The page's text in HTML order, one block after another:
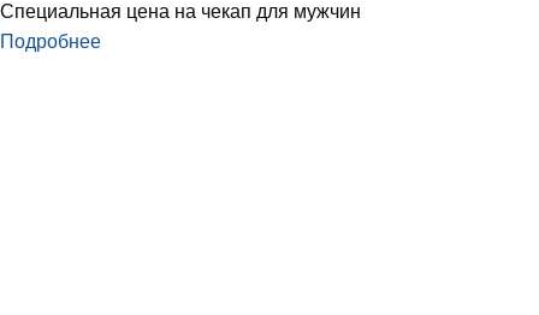
Специальная цена на чекап для мужчин
Подробнее